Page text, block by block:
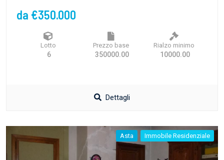
da €350.000
Lotto
6
Prezzo base
350000.00
Rialzo minimo
10000.00
Dettagli
Asta Immobile Residenziale